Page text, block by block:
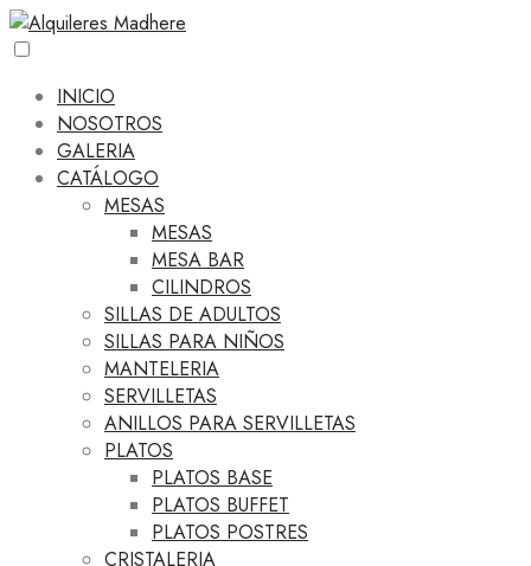
INICIO
NOSOTROS
GALERIA
CATÁLOGO
MESAS
MESAS
MESA BAR
CILINDROS
SILLAS DE ADULTOS
SILLAS PARA NIÑOS
MANTELERIA
SERVILLETAS
ANILLOS PARA SERVILLETAS
PLATOS
PLATOS BASE
PLATOS BUFFET
PLATOS POSTRES
CRISTALERIA